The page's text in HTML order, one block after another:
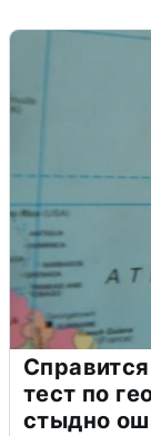
тест по
стыдно